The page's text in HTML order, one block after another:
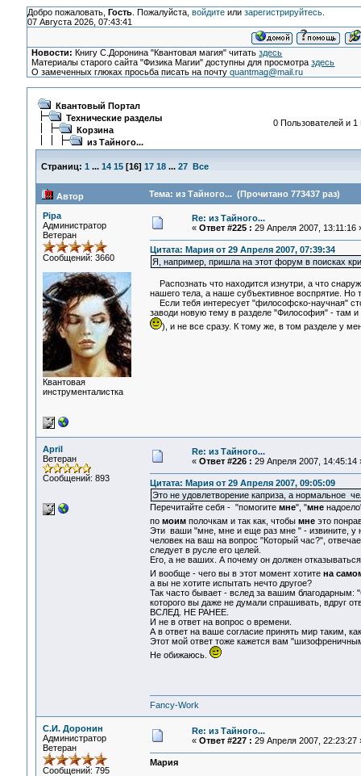
Добро пожаловать, Гость. Пожалуйста, войдитеили зарегистрируйтесь.
07 Августа 2026, 07:43:41
Новости: Книгу С.Доронина "Квантовая магия" читатьздесь
Материалы старого сайта "Физика Магии" доступны для просмотраздесь
О замеченных глюках просьба писать на почтуquantmag@mail.ru
Квантовый Портал
Технические разделы
Корзина
из Тайного...
0 Пользователей и 1
Страниц: 1 ... 14 15[16] 17 18 ... 27 Все
Автор Тема: из Тайного... (Прочитано 773437 раз)
Pipa
Администратор
Ветеран
Сообщений: 3660
Квантовая
инструменталистка
Re: из Тайного...
« Ответ #225 : 29 Апреля 2007, 13:11:16
Цитата: Мария от 29 Апреля 2007, 07:39:34
Я, например, пришла на этот форум в поисках
Распознать что находится изнутри, а что
нашего тела, а наше субъективное воспрятие.
Если тебя интересует "философско-научная"
заводи новую тему в разделе "Философия" - там
), и не все сразу. К тому же, в том разделе у
April
Ветеран
Сообщений: 893
Re: из Тайного...
« Ответ #226 : 29 Апреля 2007, 14:45:14
Цитата: Мария от 29 Апреля 2007, 09:05:09
Это не удовлетворение каприза, а нормальное
Перечитайте себя - "помогите мне", "мне
по моимполочкам и так как, чтобы мнеэто
Эти ваши "мне, мне и еще раз мне " - извините, у
человек на ваш на вопрос "Который час?",
следует в русле его целей.
Его, а не ваших. А почему он должен
И вообще - чего вы в этот момент хотите на
а вы не хотите испытать нечто другое?
Так часто бывает - вслед за вашим благодарным:
которого вы даже не думали спрашивать, вдруг
ВСЛЕД. НЕ РАНЕЕ.
И не в ответ на вопрос о времени.
А в ответ на ваше согласие принять мир таким,
Этот мой ответ тоже кажется вам
Не обижаюсь.
Fancy-Work
С.И. Доронин
Администратор
Ветеран
Сообщений: 795
Re: из Тайного...
« Ответ #227 : 29 Апреля 2007, 22:23:27
Мария